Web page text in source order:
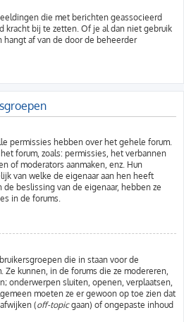
die met berichten geassocieerd
kracht bij te zetten. Of je al dan niet gebruik
hangt af van de door de beheerder
permissies hebben over het gehele forum.
forum, zoals: permissies, het verbannen
of moderators aanmaken, enz. Hun
van welke de eigenaar aan hen heeft
beslissing van de eigenaar, hebben ze
in de forums.
die in staan voor de
Ze kunnen, in de forums die ze modereren,
onderwerpen sluiten, openen, verplaatsen,
moeten ze er gewoon op toe zien dat
(off-topicgaan) of ongepaste inhoud